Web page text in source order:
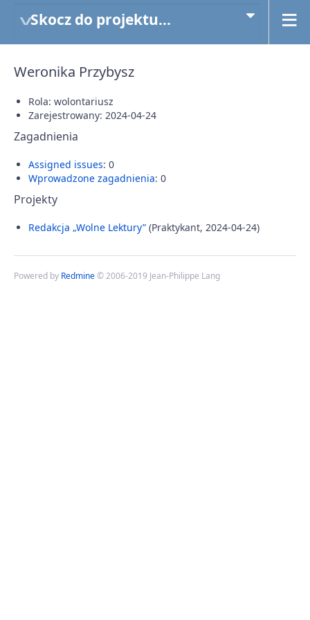
Skocz do projektu...
Weronika Przybysz
Rola: wolontariusz
Zarejestrowany: 2024-04-24
Zagadnienia
Assigned issues: 0
Wprowadzone zagadnienia: 0
Projekty
Redakcja „Wolne Lektury” (Praktykant, 2024-04-24)
Powered by Redmine© 2006-2019 Jean-Philippe Lang